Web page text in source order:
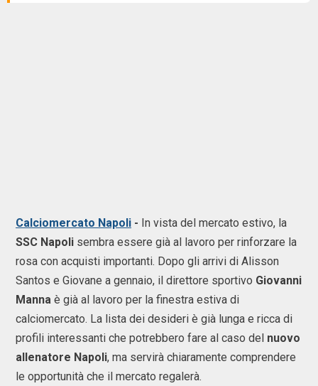
Calciomercato Napoli - In vista del mercato estivo, la
SSC Napoli sembra essere già al lavoro per rinforzare la
rosa con acquisti importanti. Dopo gli arrivi di Alisson
Santos e Giovane a gennaio, il direttore sportivo Giovanni
Manna è già al lavoro per la finestra estiva di
calciomercato. La lista dei desideri è già lunga e ricca di
profili interessanti che potrebbero fare al caso del nuovo
allenatore Napoli, ma servirà chiaramente comprendere
le opportunità che il mercato regalerà.